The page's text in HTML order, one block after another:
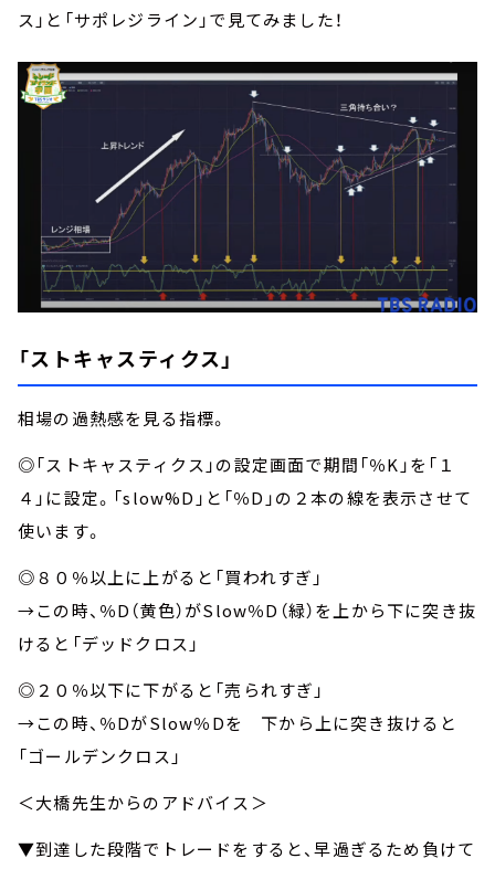
ス」と「サポレジライン」で見てみました！
「ストキャスティクス」
相場の過熱感を見る指標。
◎「ストキャスティクス」の設定画面で期間「％K」を「１
４」に設定。「slow%D」と「％D」の２本の線を表示させて
使います。
◎８０％以上に上がると「買われすぎ」
→この時、％D（黄色）がSlow％D（緑）を上から下に突き抜
けると「デッドクロス」
◎２０％以下に下がると「売られすぎ」
→この時、％DがSlow％Dを 下から上に突き抜けると
「ゴールデンクロス」
＜大橋先生からのアドバイス＞
▼到達した段階でトレードをすると、早過ぎるため負けて